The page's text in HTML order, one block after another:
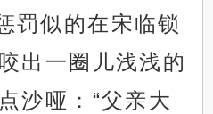
罚似的在宋临锁
出一圈儿浅浅的
沙哑：“父亲大